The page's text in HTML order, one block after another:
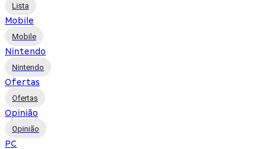
Lista
Mobile
Mobile
Nintendo
Nintendo
Ofertas
Ofertas
Opinião
Opinião
PC